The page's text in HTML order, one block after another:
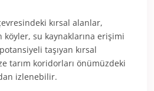
kırsal alanlar,
köyler, su kaynaklarına erişimi
taşıyan kırsal
tarım koridorları önümüzdeki
izlenebilir.